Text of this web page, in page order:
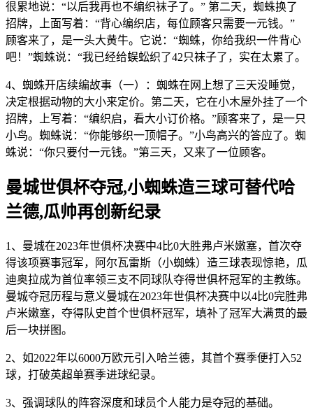
很累地说：“以后我再也不编织袜子了。” 第二天，蜘蛛换了
招牌，上面写着：“背心编织店，每位顾客只需要一元钱。”
顾客来了，是一头大黄牛。它说：“蜘蛛，你给我织一件背心
吧！”蜘蛛说：“我已经给蜈蚣织了42只袜子了，实在太累了。
4、蜘蛛开店续编故事（一）：蜘蛛在网上想了三天没睡觉，
决定根据动物的大小来定价。第二天，它在小木屋外挂了一个
招牌，上写着：“编织启，看大小订价格。”顾客来了，是一只
小鸟。蜘蛛说：“你能够织一顶帽子。”小鸟高兴的答应了。蜘
蛛说：“你只要付一元钱。”第三天，又来了一位顾客。
曼城世俱杯夺冠,小蜘蛛造三球可替代哈
兰德,瓜帅再创新纪录
1、曼城在2023年世俱杯决赛中4比0大胜弗卢米嫩塞，首次夺
得该项赛事冠军，阿尔瓦雷斯（小蜘蛛）造三球表现惊艳，瓜
迪奥拉成为首位率领三支不同球队夺得世俱杯冠军的主教练。
曼城夺冠历程与意义曼城在2023年世俱杯决赛中以4比0完胜弗
卢米嫩塞，夺得队史首个世俱杯冠军，填补了冠军大满贯的最
后一块拼图。
2、如2022年以6000万欧元引入哈兰德，其首个赛季便打入52
球，打破英超单赛季进球纪录。
3、强调球队的阵容深度和球员个人能力是夺冠的基础。